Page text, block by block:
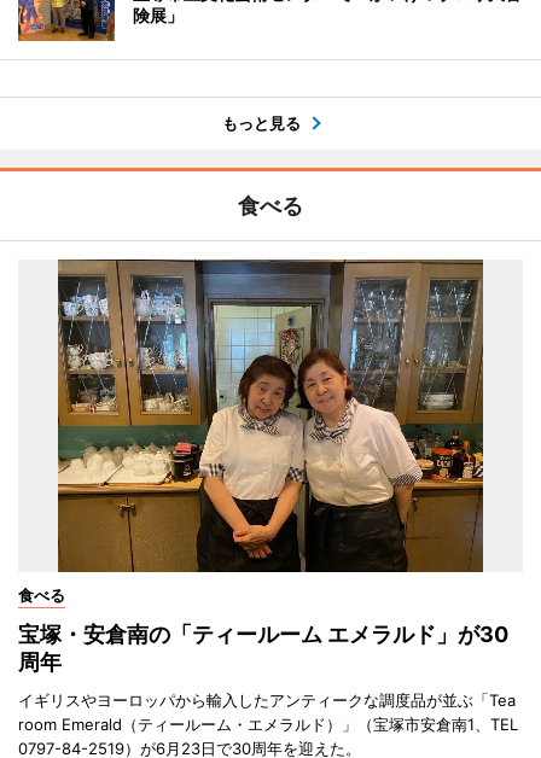
険展」
もっと見る
食べる
食べる
宝塚・安倉南の「ティールーム エメラルド」が30
周年
イギリスやヨーロッパから輸入したアンティークな調度品が並ぶ「Tea
room Emerald（ティールーム・エメラルド）」（宝塚市安倉南1、TEL
0797-84-2519）が6月23日で30周年を迎えた。